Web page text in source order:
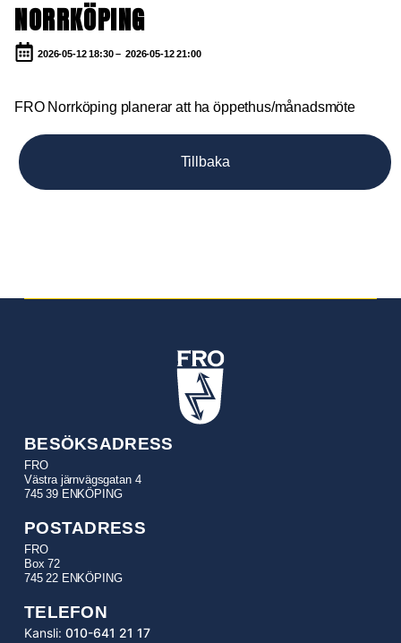
NORRKÖPING
2026-05-12 18:30 – 2026-05-12 21:00
FRO Norrköping planerar att ha öppethus/månadsmöte
Tillbaka
BESÖKSADRESS
FRO
Västra järnvägsgatan 4
745 39 ENKÖPING
POSTADRESS
FRO
Box 72
745 22 ENKÖPING
TELEFON
Kansli: 010-641 21 17